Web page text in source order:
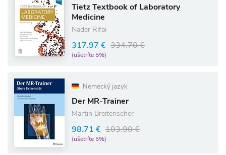
Tietz Textbook of Laboratory
Medicine
Nader Rifai
317.97 € 334.70 €
(ušetríte 5%)
Nemecký jazyk
Der MR-Trainer
Martin Breitenseher
98.71 € 103.90 €
(ušetríte 5%)